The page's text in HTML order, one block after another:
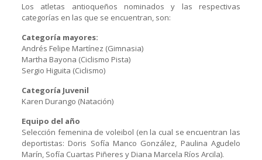
Los atletas antioqueños nominados y las respectivas
categorías en las que se encuentran, son:
Categoría mayores:
Andrés Felipe Martínez (Gimnasia)
Martha Bayona (Ciclismo Pista)
Sergio Higuita (Ciclismo)
Categoría Juvenil
Karen Durango (Natación)
Equipo del año
Selección femenina de voleibol (en la cual se encuentran las
deportistas: Doris Sofía Manco González, Paulina Agudelo
Marín, Sofía Cuartas Piñeres y Diana Marcela Ríos Arcila).